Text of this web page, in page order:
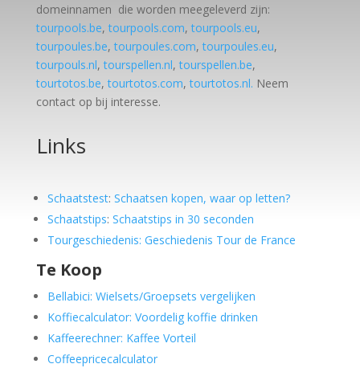
domeinnamen die worden meegeleverd zijn:
tourpools.be,tourpools.com,tourpools.eu,
tourpoules.be,tourpoules.com,tourpoules.eu,
tourpouls.nl,tourspellen.nl,tourspellen.be,
tourtotos.be,tourtotos.com,tourtotos.nl. Neem
contact op bij interesse.
Links
Schaatstest: Schaatsen kopen, waar op letten?
Schaatstips: Schaatstips in 30 seconden
Tourgeschiedenis: Geschiedenis Tour de France
Te Koop
Bellabici: Wielsets/Groepsets vergelijken
Koffiecalculator: Voordelig koffie drinken
Kaffeerechner: Kaffee Vorteil
Coffeepricecalculator